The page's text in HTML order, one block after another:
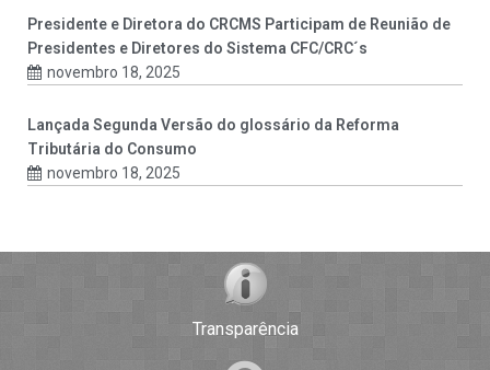
Presidente e Diretora do CRCMS Participam de Reunião de
Presidentes e Diretores do Sistema CFC/CRC´s
novembro 18, 2025
Lançada Segunda Versão do glossário da Reforma
Tributária do Consumo
novembro 18, 2025
Transparência